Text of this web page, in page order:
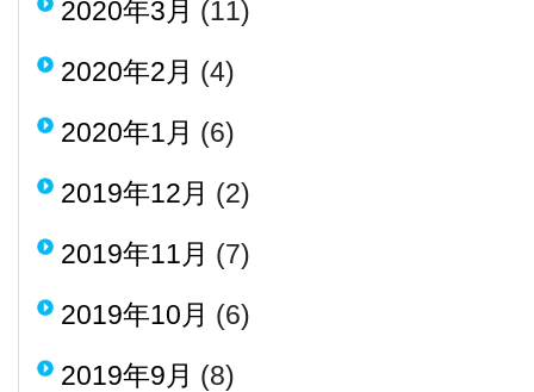
2020年3月 (11)
2020年2月 (4)
2020年1月 (6)
2019年12月 (2)
2019年11月 (7)
2019年10月 (6)
2019年9月 (8)